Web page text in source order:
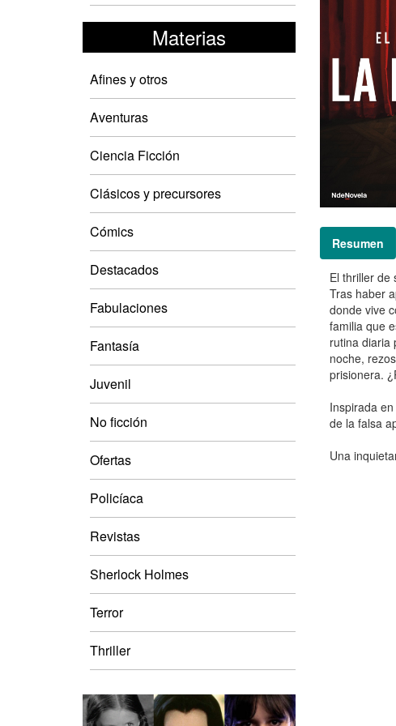
Materias
Afines y otros
Aventuras
Ciencia Ficción
Clásicos y precursores
Cómics
Destacados
Fabulaciones
Fantasía
Juvenil
No ficción
Ofertas
Policíaca
Revistas
Sherlock Holmes
Terror
Thriller
Resumen
El thriller de
Tras haber
donde vive
familia que
rutina diaria
noche,
prisionera.
Inspirada
de la falsa
Una